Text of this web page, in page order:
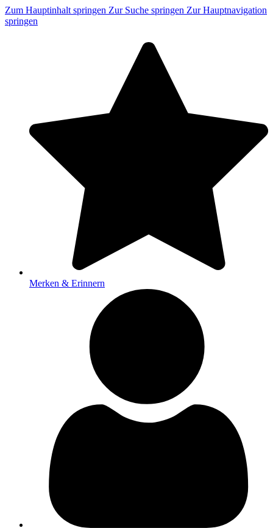
Zum Hauptinhalt springen Zur Suche springen Zur Hauptnavigation
springen
Merken & Erinnern